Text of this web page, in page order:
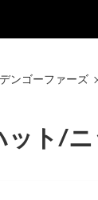
ンゴーファーズ
ト/ニ